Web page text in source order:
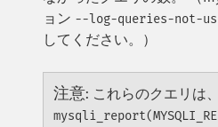
ョン --log-queries-not-
してください。）
注意: これらのクエリは、